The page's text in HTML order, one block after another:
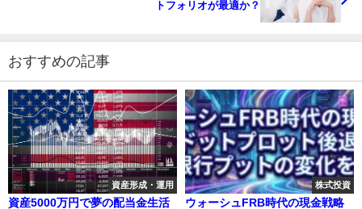
トフォリオが最適か？
おすすめの記事
資産形成・運用
資産5000万円で夢の配当金生活
株式投資
ウォーシュFRB時代の現金戦略